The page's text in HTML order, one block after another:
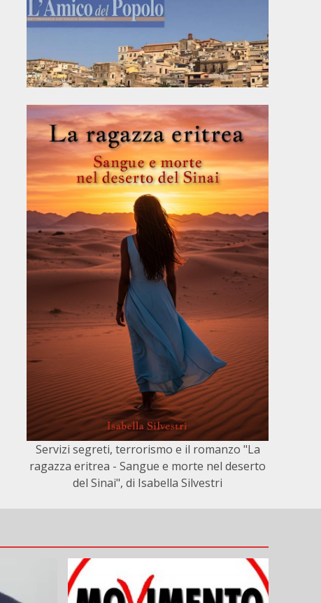
Servizi segreti, terrorismo e il romanzo "La
ragazza eritrea - Sangue e morte nel deserto
del Sinai", di Isabella Silvestri